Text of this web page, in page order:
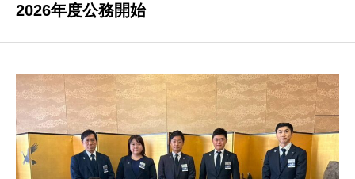
2026年度公務開始